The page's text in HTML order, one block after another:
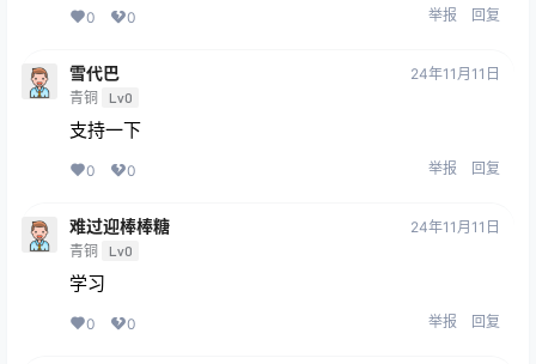
0 0 举报 回复
雪代巴
青铜 Lv0
24年11月11日
支持一下
0 0 举报 回复
难过迎棒棒糖
青铜 Lv0
24年11月11日
学习
0 0 举报 回复